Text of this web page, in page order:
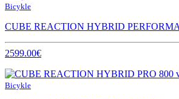
Bicykle
CUBE REACTION HYBRID
2599.00€
Bicykle